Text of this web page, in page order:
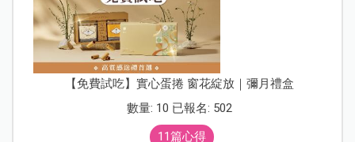
【免費試吃】實心蛋捲 窗花綻放｜彌月禮盒
數量: 10 已報名: 502
11篇心得